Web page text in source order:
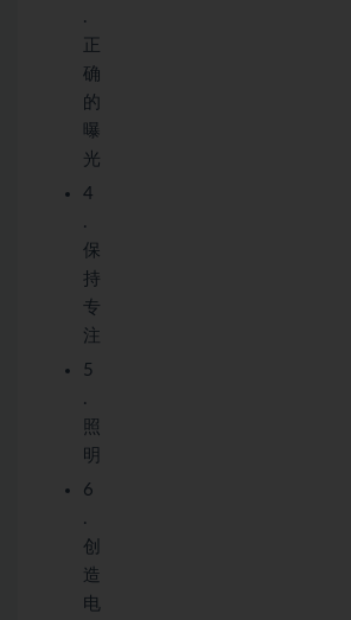
.
正
确
的
曝
光
4
.
保
持
专
注
5
.
照
明
6
.
创
造
电